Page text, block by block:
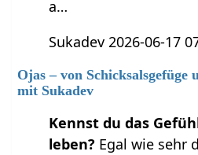
a…
Sukadev 2026-06-17
Ojas – von Schicksalsgefüge
mit Sukadev
Kennst du das
leben? Egal wie sehr